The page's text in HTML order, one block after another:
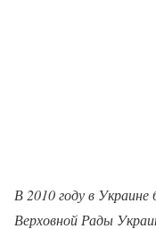
В 2010 году в
Верховной Рады